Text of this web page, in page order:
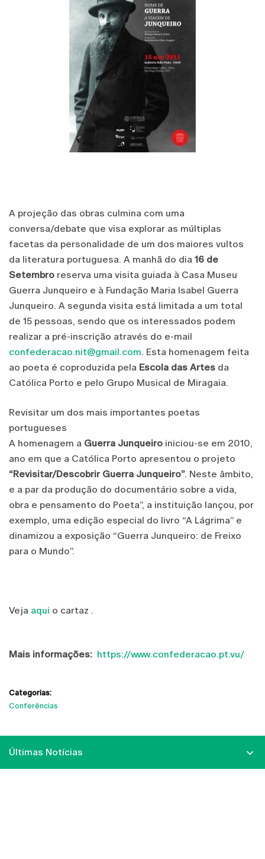
A projeção das obras culmina com uma
conversa/debate que visa explorar as múltiplas
facetas da personalidade de um dos maiores vultos
da literatura portuguesa. A manhã do dia 16 de
Setembro reserva uma visita guiada à Casa Museu
Guerra Junqueiro e à Fundação Maria Isabel Guerra
Junqueiro. A segunda visita está limitada a um total
de 15 pessoas, sendo que os interessados podem
realizar a pré-inscrição através do e-mail
confederacao.nit@gmail.com. Esta homenagem feita
ao poeta é coproduzida pela Escola das Artes da
Católica Porto e pelo Grupo Musical de Miragaia.
Revisitar um dos mais importantes poetas
portugueses
A homenagem a Guerra Junqueiro iniciou-se em 2010,
ano em que a Católica Porto apresentou o projeto
“Revisitar/Descobrir Guerra Junqueiro”. Neste âmbito,
e a par da produção do documentário sobre a vida,
obra e pensamento do Poeta”, a instituição lançou, por
exemplo, uma edição especial do livro “A Lágrima” e
dinamizou a exposição “Guerra Junqueiro: de Freixo
para o Mundo”.
Veja aqui o cartaz .
Mais informações: https://www.confederacao.pt.vu/
Categorias:
Conferências
Últimas Notícias